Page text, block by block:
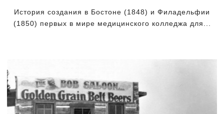
История создания в Бостоне (1848) и Филадельфии
(1850) первых в мире медицинского колледжа для...